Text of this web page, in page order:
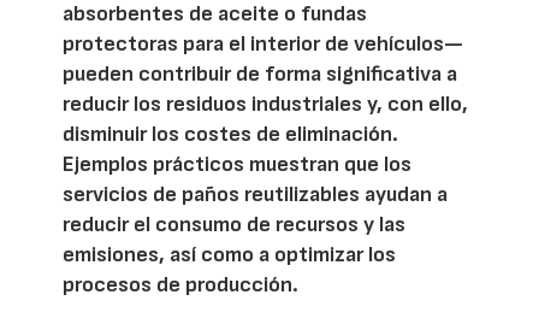
absorbentes de aceite o fundas
protectoras para el interior de vehículos—
pueden contribuir de forma significativa a
reducir los residuos industriales y, con ello,
disminuir los costes de eliminación.
Ejemplos prácticos muestran que los
servicios de paños reutilizables ayudan a
reducir el consumo de recursos y las
emisiones, así como a optimizar los
procesos de producción.